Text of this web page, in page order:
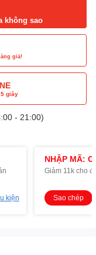
không sao
giả!
giây
- 21:00)
kiện
NHẬP MÃ:
Giảm 11k cho
Sao chép